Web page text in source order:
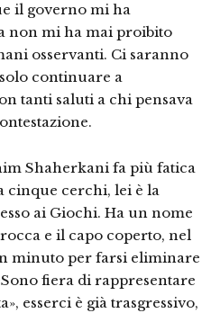
il governo mi ha
non mi ha mai proibito
osservanti. Ci saranno
continuare a
tanti saluti a chi pensava
Shaherkani fa più fatica
cinque cerchi, lei è la
ai Giochi. Ha un nome
e il capo coperto, nel
minuto per farsi eliminare
fiera di rappresentare
esserci è già trasgressivo,